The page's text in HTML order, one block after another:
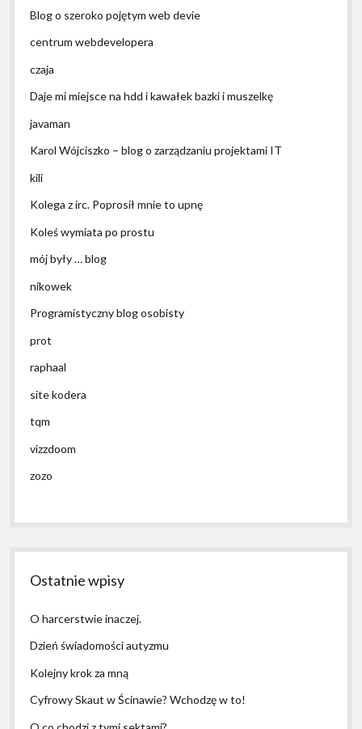
Blog o szeroko pojętym web devie
centrum webdevelopera
czaja
Daje mi miejsce na hdd i kawałek bazki i muszelkę
javaman
Karol Wójciszko – blog o zarządzaniu projektami IT
kili
Kolega z irc. Poprosił mnie to upnę
Koleś wymiata po prostu
mój były … blog
nikowek
Programistyczny blog osobisty
prot
raphaal
site kodera
tqm
vizzdoom
zozo
Ostatnie wpisy
O harcerstwie inaczej.
Dzień świadomości autyzmu
Kolejny krok za mną
Cyfrowy Skaut w Ścinawie? Wchodzę w to!